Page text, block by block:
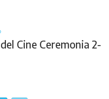
Cine Ceremonia 2-